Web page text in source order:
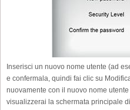
Inserisci un nuovo nome utente (ad
e confermala, quindi fai clic su
nuovamente con il nuovo nome
visualizzerai la schermata principale